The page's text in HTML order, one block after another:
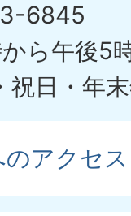
6845
ら午後5
祝日・年
のアクセス